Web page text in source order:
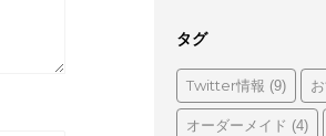
タグ
Twitter情報 (9)
オーダーメイド (4)